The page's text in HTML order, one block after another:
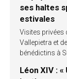
ses haltes
estivales
Visites privées
Vallepietra et
bénédictins à
Léon XIV :